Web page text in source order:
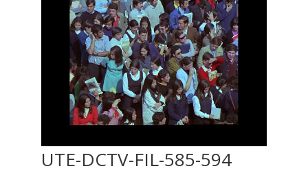
UTE-DCTV-FIL-585-594